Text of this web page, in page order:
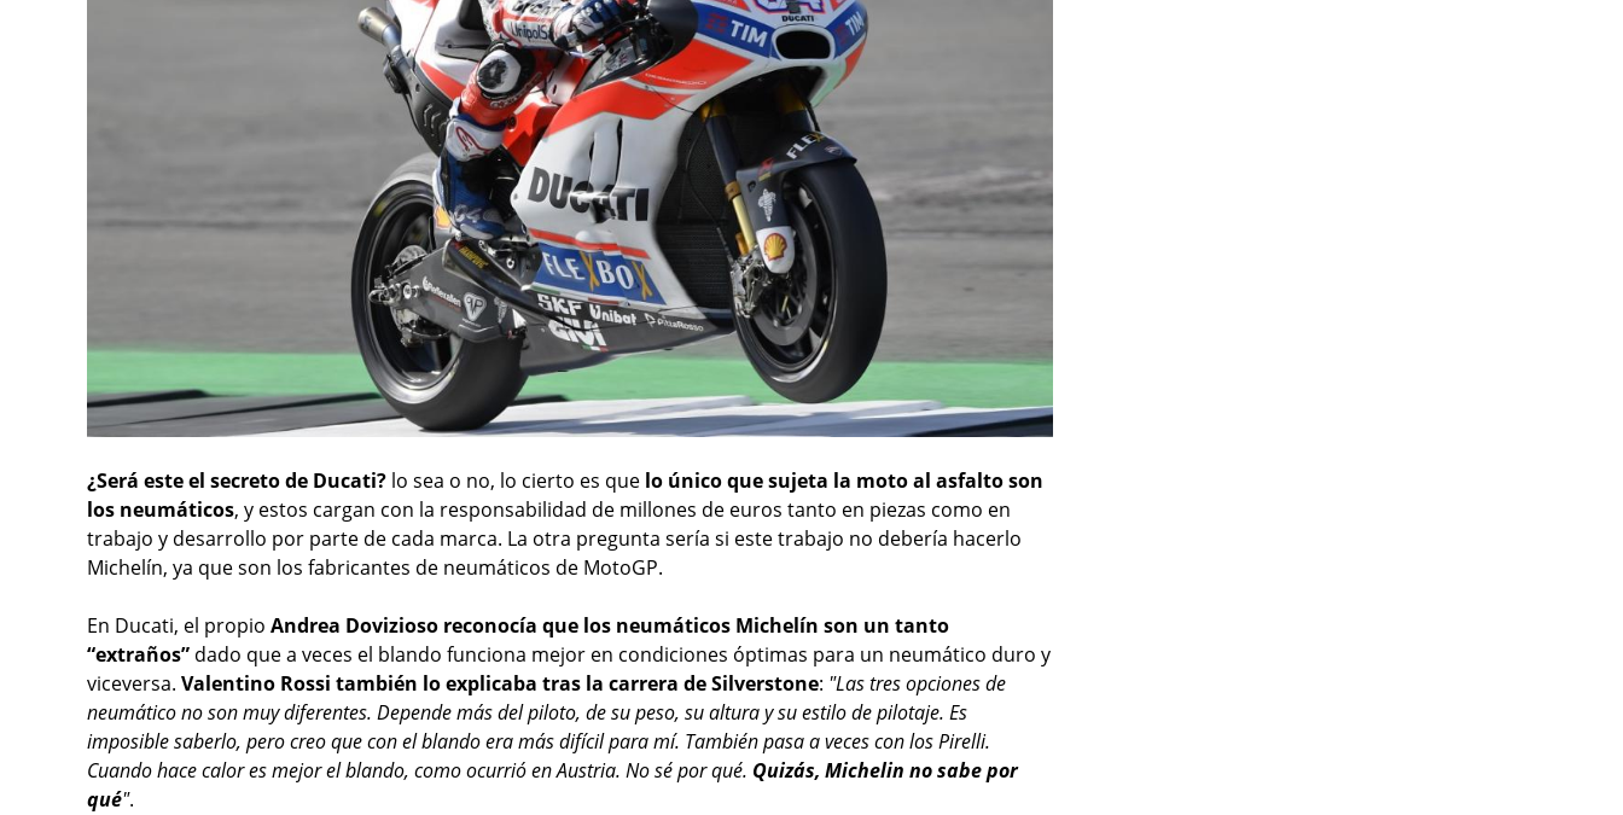
¿Será este el secreto de Ducati? lo sea o no, lo cierto es que lo único que sujeta la moto al asfalto son
los neumáticos, y estos cargan con la responsabilidad de millones de euros tanto en piezas como en
trabajo y desarrollo por parte de cada marca. La otra pregunta sería si este trabajo no debería hacerlo
Michelín, ya que son los fabricantes de neumáticos de MotoGP.
En Ducati, el propio Andrea Dovizioso reconocía que los neumáticos Michelín son un tanto
“extraños” dado que a veces el blando funciona mejor en condiciones óptimas para un neumático duro y
viceversa. Valentino Rossi también lo explicaba tras la carrera de Silverstone: "Las tres opciones de
neumático no son muy diferentes. Depende más del piloto, de su peso, su altura y su estilo de pilotaje. Es
imposible saberlo, pero creo que con el blando era más difícil para mí. También pasa a veces con los Pirelli.
Cuando hace calor es mejor el blando, como ocurrió en Austria. No sé por qué. Quizás, Michelin no sabe por
qué".